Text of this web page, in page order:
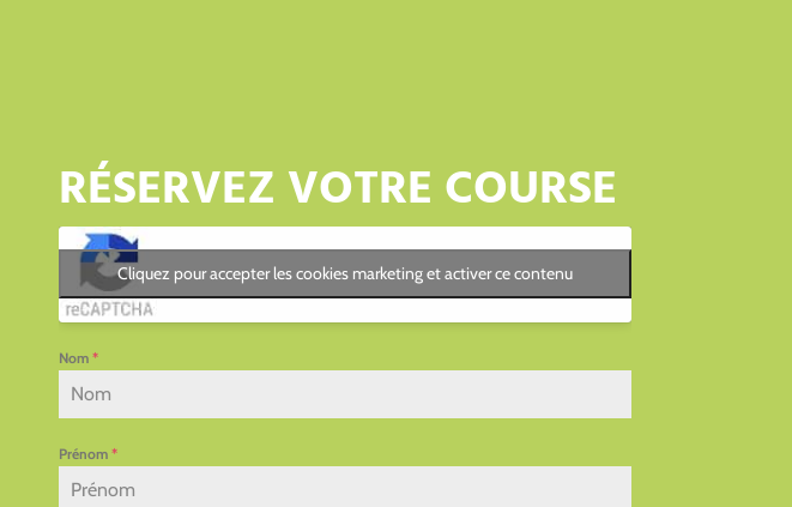
RÉSERVEZ VOTRE COURSE
Cliquez pour accepter les cookies marketing et activer ce contenu
Nom *
Prénom *